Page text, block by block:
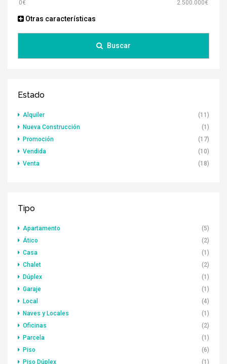
Otras características
Buscar
Estado
Alquiler
(11)
Nueva Construcción
(1)
Promoción
(17)
Vendida
(10)
Venta
(18)
Tipo
Apartamento
(5)
Ático
(2)
Casa
(1)
Chalet
(2)
Dúplex
(1)
Garaje
(1)
Local
(4)
Naves y Locales
(1)
Oficinas
(2)
Parcela
(1)
Piso
(6)
Piso Dúplex
(1)